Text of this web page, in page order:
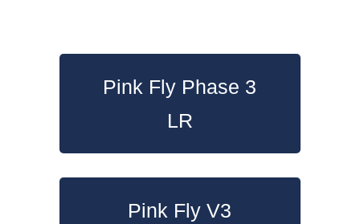
Pink Fly Phase 3
LR
Pink Fly V3